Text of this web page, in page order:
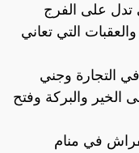
تدل على الفرج
التي تعاني
التجارة وجني
الخير والبركة وفتح
في منام